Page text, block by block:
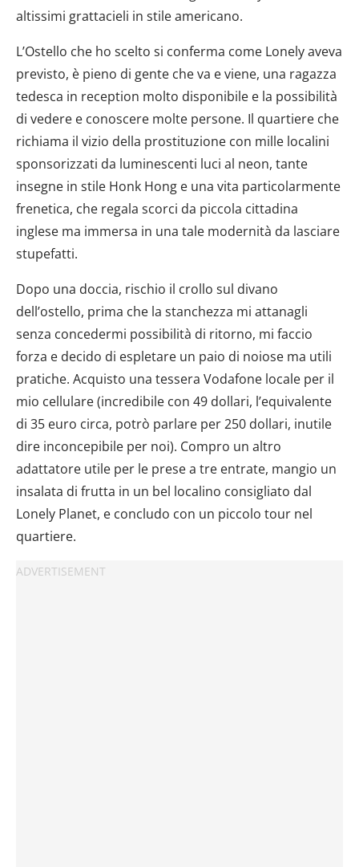
altissimi grattacieli in stile americano.
L’Ostello che ho scelto si conferma come Lonely aveva
previsto, è pieno di gente che va e viene, una ragazza
tedesca in reception molto disponibile e la possibilità
di vedere e conoscere molte persone. Il quartiere che
richiama il vizio della prostituzione con mille localini
sponsorizzati da luminescenti luci al neon, tante
insegne in stile Honk Hong e una vita particolarmente
frenetica, che regala scorci da piccola cittadina
inglese ma immersa in una tale modernità da lasciare
stupefatti.
Dopo una doccia, rischio il crollo sul divano
dell’ostello, prima che la stanchezza mi attanagli
senza concedermi possibilità di ritorno, mi faccio
forza e decido di espletare un paio di noiose ma utili
pratiche. Acquisto una tessera Vodafone locale per il
mio cellulare (incredibile con 49 dollari, l’equivalente
di 35 euro circa, potrò parlare per 250 dollari, inutile
dire inconcepibile per noi). Compro un altro
adattatore utile per le prese a tre entrate, mangio un
insalata di frutta in un bel localino consigliato dal
Lonely Planet, e concludo con un piccolo tour nel
quartiere.